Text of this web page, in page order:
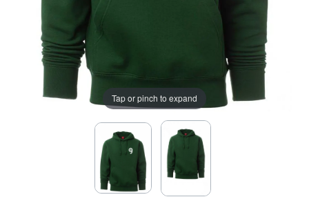
Tap or pinch to expand